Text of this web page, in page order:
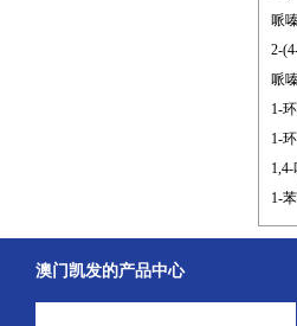
哌
2-
哌
1-
1-
1-
澳门凯发的产品中心